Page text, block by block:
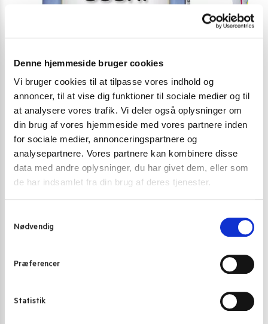
Denne hjemmeside bruger cookies
Vi bruger cookies til at tilpasse vores indhold og
annoncer, til at vise dig funktioner til sociale medier og til
at analysere vores trafik. Vi deler også oplysninger om
din brug af vores hjemmeside med vores partnere inden
for sociale medier, annonceringspartnere og
analysepartnere. Vores partnere kan kombinere disse
data med andre oplysninger, du har givet dem, eller som
de har indsamlet fra din brug af deres tjenester.
Nødvendig
Præferencer
Statistik
GRØNT OG FRUGT PÅ GLAS OG DÅSE SUSHI INGEFÆR
Sushi ingefær hvid 240g Tørrede
39,00kr.
Customers also bought